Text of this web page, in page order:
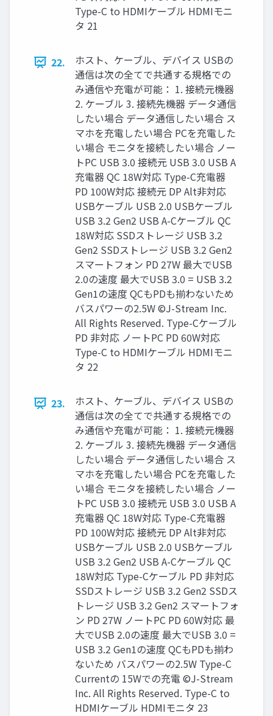
Type-C to HDMIケーブル HDMIモニ
タ 21
22.
ホスト、ケーブル、デバイス USBの
通信は次の全てで共通する規格での
み通信や充電が可能： 1. 接続元機器
2. ケーブル 3. 接続先機器 データ通信
したい場合 データ通信したい場合 ス
マホを充電したい場合 PCを充電した
い場合 モニタを接続したい場合 ノー
トPC USB 3.0 接続元 USB 3.0 USB A
充電器 QC 18W対応 Type-C充電器
PD 100W対応 接続元 DP Alt非対応
USBケーブル USB 2.0 USBケーブル
USB 3.2 Gen2 USB A-Cケーブル QC
18W対応 SSDストレージ USB 3.2
Gen2 SSDストレージ USB 3.2 Gen2
スマートフォン PD 27W 最大でUSB
2.0の速度 最大でUSB 3.0 = USB 3.2
Gen1の速度 QCもPDも揃わないため
バスパワーの2.5W ©J-Stream Inc.
All Rights Reserved. Type-Cケーブル
PD 非対応 ノートPC PD 60W対応
Type-C to HDMIケーブル HDMIモニ
タ 22
23.
ホスト、ケーブル、デバイス USBの
通信は次の全てで共通する規格での
み通信や充電が可能： 1. 接続元機器
2. ケーブル 3. 接続先機器 データ通信
したい場合 データ通信したい場合 ス
マホを充電したい場合 PCを充電した
い場合 モニタを接続したい場合 ノー
トPC USB 3.0 接続元 USB 3.0 USB A
充電器 QC 18W対応 Type-C充電器
PD 100W対応 接続元 DP Alt非対応
USBケーブル USB 2.0 USBケーブル
USB 3.2 Gen2 USB A-Cケーブル QC
18W対応 Type-Cケーブル PD 非対応
SSDストレージ USB 3.2 Gen2 SSDス
トレージ USB 3.2 Gen2 スマートフォ
ン PD 27W ノートPC PD 60W対応 最
大でUSB 2.0の速度 最大でUSB 3.0 =
USB 3.2 Gen1の速度 QCもPDも揃わ
ないため バスパワーの2.5W Type-C
Currentの 15Wでの充電 ©J-Stream
Inc. All Rights Reserved. Type-C to
HDMIケーブル HDMIモニタ 23